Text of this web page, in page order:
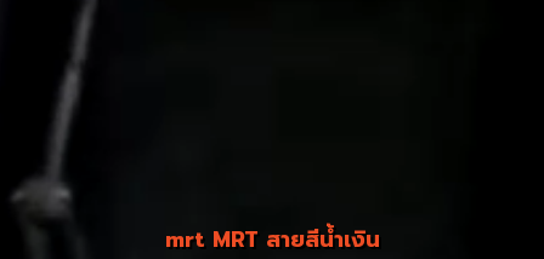
mrt MRT สายสีน้ำเงิน